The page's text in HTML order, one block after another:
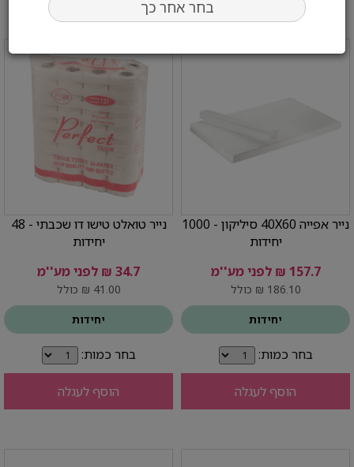
בחר אחר כך
נייר אפייה 40X60 סיליקון - 1000
יחידות
157.7 ₪ לפני מע''מ
186.10 ₪ כולל
יחידות
בחר כמות:
הוסף לעגלה
נייר טואלט טישו דו שכבתי - 48
יחידות
34.7 ₪ לפני מע''מ
41.00 ₪ כולל
יחידות
בחר כמות:
הוסף לעגלה